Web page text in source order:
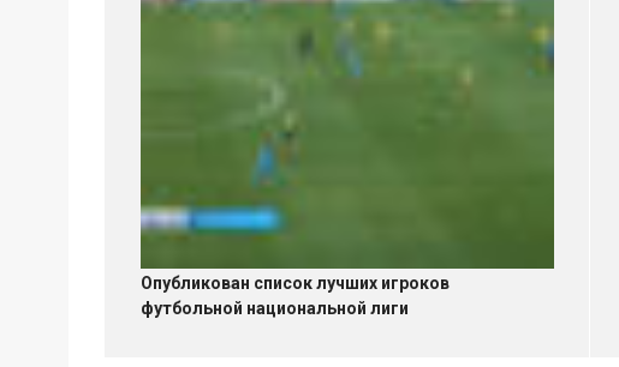
Опубликован список лучших игроков
футбольной национальной лиги